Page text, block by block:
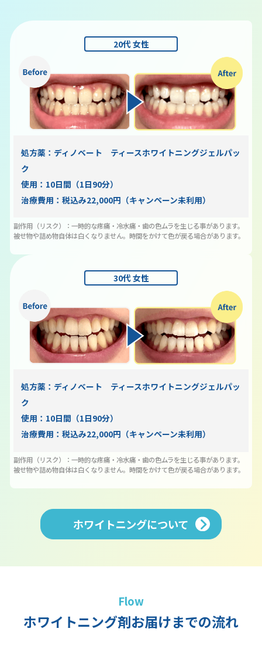
20代 女性
処方薬：ディノベート ティースホワイトニングジェルパッ
ク
使用：10日間（1日90分）
治療費用：税込み22,000円（キャンペーン未利用）
副作用（リスク）：一時的な疼痛・冷水痛・歯の色ムラを生じる事があります。
被せ物や詰め物自体は白くなりません。時間をかけて色が戻る場合があります。
30代 女性
処方薬：ディノベート ティースホワイトニングジェルパッ
ク
使用：10日間（1日90分）
治療費用：税込み22,000円（キャンペーン未利用）
副作用（リスク）：一時的な疼痛・冷水痛・歯の色ムラを生じる事があります。
被せ物や詰め物自体は白くなりません。時間をかけて色が戻る場合があります。
ホワイトニングについて
Flow
ホワイトニング剤お届けまでの流れ